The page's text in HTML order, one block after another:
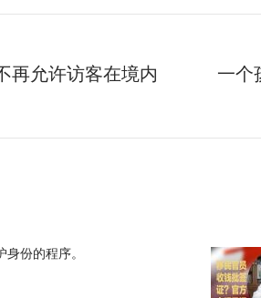
再允许访客在境内
一个
份的程序。